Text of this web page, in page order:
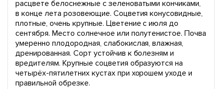
расцвете белоснежные с зеленоватыми кончиками,
в конце лета розовеющие. Соцветия конусовидные,
плотные, очень крупные. Цветение с июля до
сентября. Место солнечное или полутенистое. Почва
умеренно плодородная, слабокислая, влажная,
дренированная. Сорт устойчив к болезням и
вредителям. Крупные соцветия образуются на
четырёх-пятилетних кустах при хорошем уходе и
правильной обрезке.